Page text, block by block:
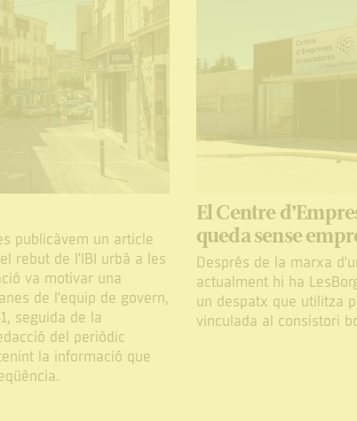
publicàvem un article
rebut de l'IBI urbà a les
va motivar una
de l'equip de govern,
seguida de la
del periòdic
la informació que
El Centre
queda sense
Després de la marxa
actualment hi ha
un despatx que utilitza
vinculada al consistori